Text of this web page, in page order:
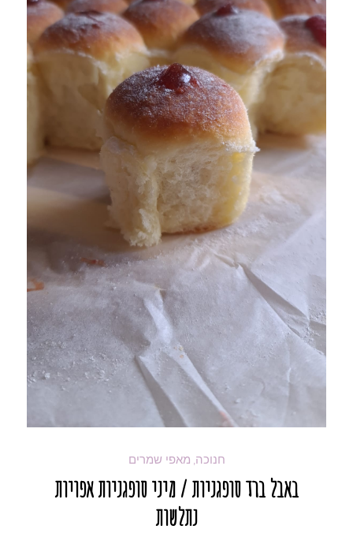
חנוכה, מאפי שמרים
באבל ברד סופגניות / מיני סופגניות אפויות
נתלשות